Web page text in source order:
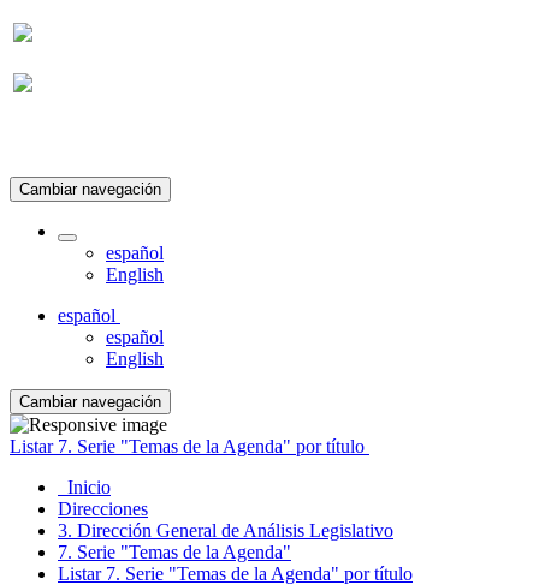
Cambiar navegación
español
English
español
español
English
Cambiar navegación
Listar 7. Serie "Temas de la Agenda" por título
Inicio
Direcciones
3. Dirección General de Análisis Legislativo
7. Serie "Temas de la Agenda"
Listar 7. Serie "Temas de la Agenda" por título